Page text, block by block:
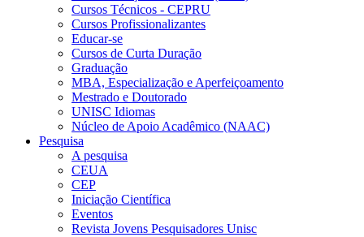
Cursos Técnicos - CEPRU
Cursos Profissionalizantes
Educar-se
Cursos de Curta Duração
Graduação
MBA, Especialização e Aperfeiçoamento
Mestrado e Doutorado
UNISC Idiomas
Núcleo de Apoio Acadêmico (NAAC)
Pesquisa
A pesquisa
CEUA
CEP
Iniciação Científica
Eventos
Revista Jovens Pesquisadores Unisc